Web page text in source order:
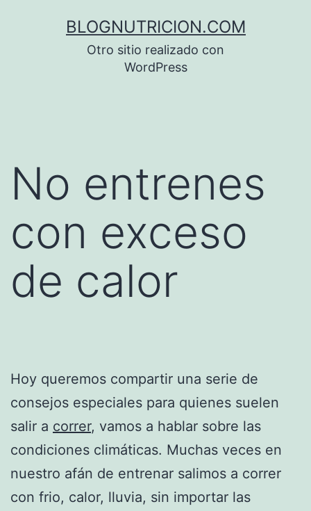
BLOGNUTRICION.COM
Otro sitio realizado con
WordPress
No entrenes
con exceso
de calor
Hoy queremos compartir una serie de
consejos especiales para quienes suelen
salir a correr, vamos a hablar sobre las
condiciones climáticas. Muchas veces en
nuestro afán de entrenar salimos a correr
con frio, calor, lluvia, sin importar las